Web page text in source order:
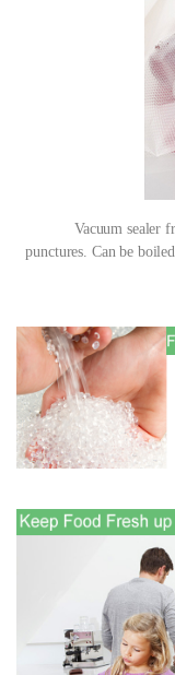
Vacuum sealer
punctures. Can be